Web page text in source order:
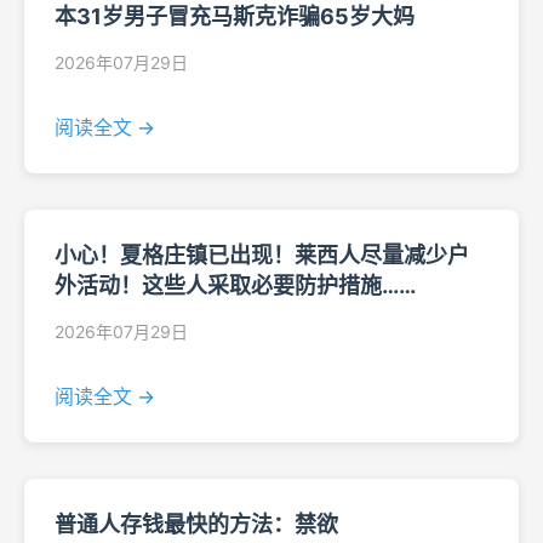
本31岁男子冒充马斯克诈骗65岁大妈
2026年07月29日
阅读全文 →
小心！夏格庄镇已出现！莱西人尽量减少户
外活动！这些人采取必要防护措施……
2026年07月29日
阅读全文 →
普通人存钱最快的方法：禁欲